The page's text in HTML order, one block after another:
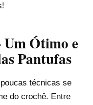
Um Ótimo e
Pantufas
técnicas se
do crochê. Entre